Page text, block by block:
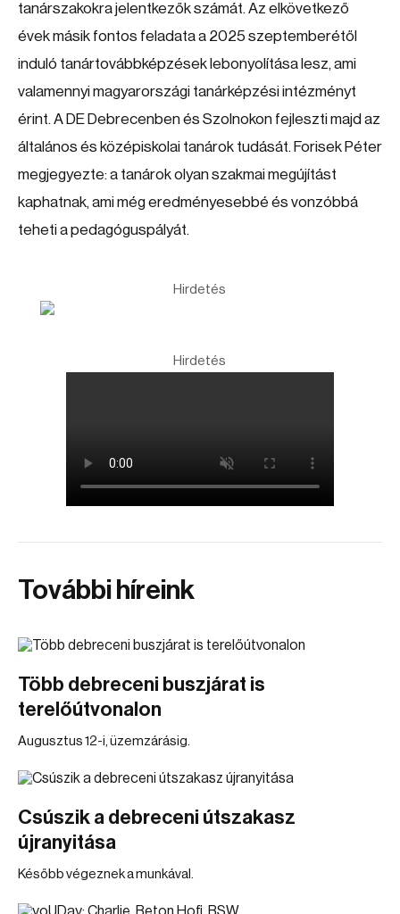
tanárszakokra jelentkezők számát. Az elkövetkező
évek másik fontos feladata a 2025 szeptemberétől
induló tanártovábbképzések lebonyolítása lesz, ami
valamennyi magyarországi tanárképzési intézményt
érint. A DE Debrecenben és Szolnokon fejleszti majd az
általános és középiskolai tanárok tudását. Forisek Péter
megjegyezte: a tanárok olyan szakmai megújítást
kaphatnak, ami még eredményesebbé és vonzóbbá
teheti a pedagóguspályát.
Hirdetés
Hirdetés
További híreink
Több debreceni buszjárat is
terelőútvonalon
Augusztus 12-i, üzemzárásig.
Csúszik a debreceni útszakasz
újranyitása
Később végeznek a munkával.